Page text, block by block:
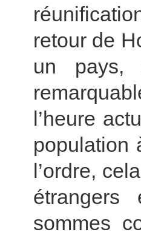
retour de
un pays,
l’heure
population
l’ordre,
étrangers
sommes